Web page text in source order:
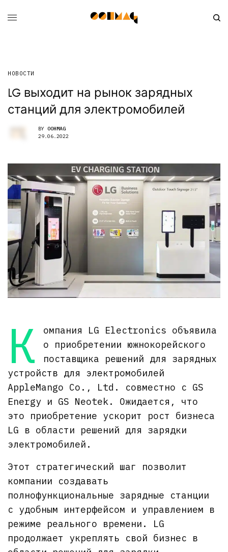
НОВОСТИ
LG выходит на рынок зарядных
станций для электромобилей
BY OOHMAG
29.06.2022
К
омпания LG Electronics объявила
о приобретении южнокорейского
поставщика решений для зарядных
устройств для электромобилей
AppleMango Co., Ltd. совместно с GS
Energy и GS Neotek. Ожидается, что
это приобретение ускорит рост бизнеса
LG в области решений для зарядки
электромобилей.
Этот стратегический шаг позволит
компании создавать
полнофункциональные зарядные станции
с удобным интерфейсом и управлением в
режиме реального времени. LG
продолжает укреплять свой бизнес в